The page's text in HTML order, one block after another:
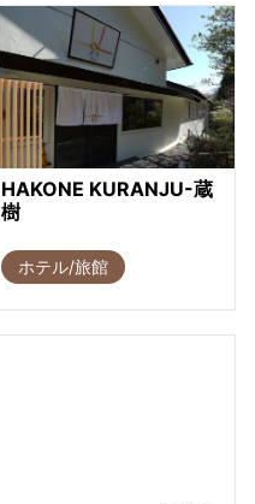
HAKONE KURANJU-蔵
樹
ホテル/旅館